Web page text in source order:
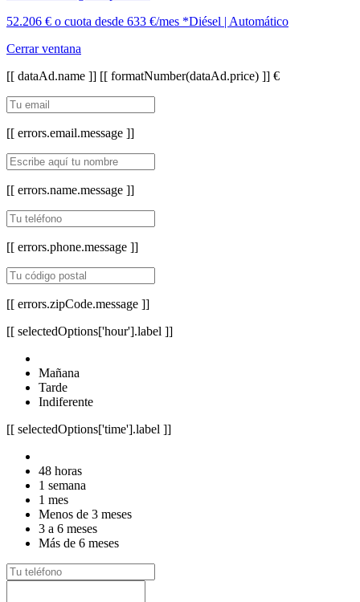
52.206 € o cuota desde 633 €/mes *Diésel | Automático
Cerrar ventana
[[ dataAd.name ]] [[ formatNumber(dataAd.price) ]] €
[[ errors.email.message ]]
[[ errors.name.message ]]
[[ errors.phone.message ]]
[[ errors.zipCode.message ]]
[[ selectedOptions['hour'].label ]]
Mañana
Tarde
Indiferente
[[ selectedOptions['time'].label ]]
48 horas
1 semana
1 mes
Menos de 3 meses
3 a 6 meses
Más de 6 meses